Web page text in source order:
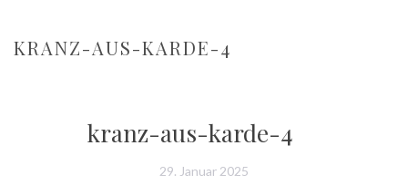
KRANZ-AUS-KARDE-4
kranz-aus-karde-4
29. Januar 2025